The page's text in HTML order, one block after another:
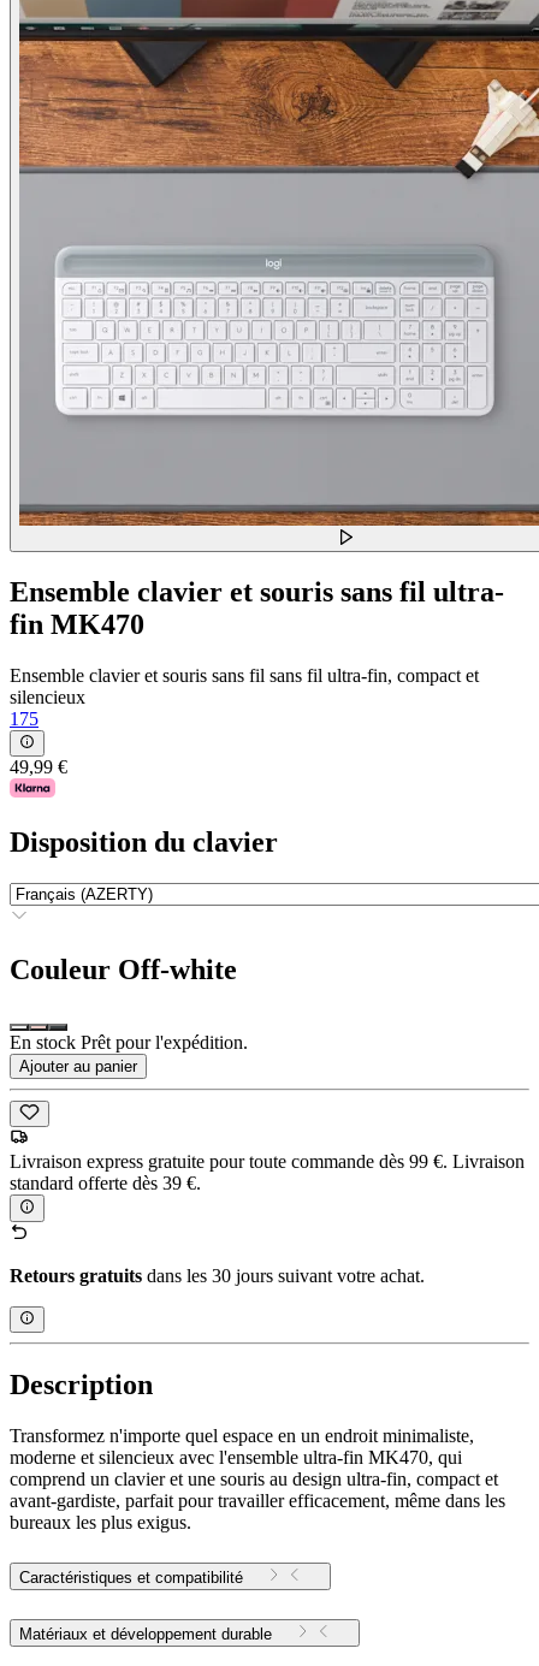
Ensemble clavier et souris sans fil ultra-
fin MK470
Ensemble clavier et souris sans fil sans fil ultra-fin, compact et
silencieux
175
49,99 €
Disposition du clavier
Couleur Off-white
En stock Prêt pour l'expédition.
Ajouter au panier
Livraison express gratuite pour toute commande dès 99 €. Livraison
standard offerte dès 39 €.
Retours gratuits dans les 30 jours suivant votre achat.
Description
Transformez n'importe quel espace en un endroit minimaliste,
moderne et silencieux avec l'ensemble ultra-fin MK470, qui
comprend un clavier et une souris au design ultra-fin, compact et
avant-gardiste, parfait pour travailler efficacement, même dans les
bureaux les plus exigus.
Caractéristiques et compatibilité
Matériaux et développement durable